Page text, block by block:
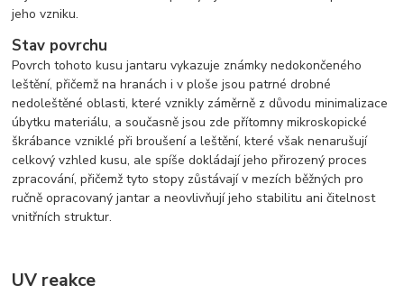
jeho vzniku.
Stav povrchu
Povrch tohoto kusu jantaru vykazuje známky nedokončeného
leštění, přičemž na hranách i v ploše jsou patrné drobné
nedoleštěné oblasti, které vznikly záměrně z důvodu minimalizace
úbytku materiálu, a současně jsou zde přítomny mikroskopické
škrábance vzniklé při broušení a leštění, které však nenarušují
celkový vzhled kusu, ale spíše dokládají jeho přirozený proces
zpracování, přičemž tyto stopy zůstávají v mezích běžných pro
ručně opracovaný jantar a neovlivňují jeho stabilitu ani čitelnost
vnitřních struktur.
UV reakce